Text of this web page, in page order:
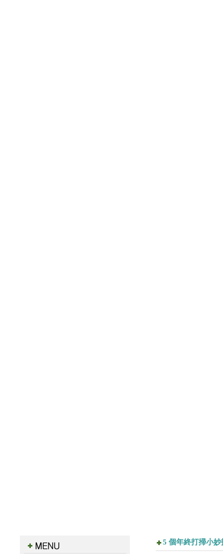
5 個年終打掃小